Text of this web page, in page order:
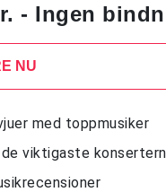
- Ingen
NU
med toppmusiker
viktigaste